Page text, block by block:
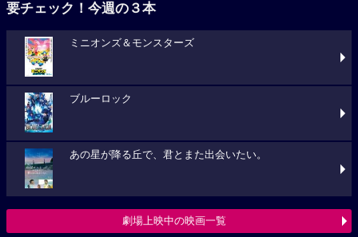
要チェック！今週の３本
ミニオンズ＆モンスターズ
ブルーロック
あの星が降る丘で、君とまた出会いたい。
劇場上映中の映画一覧